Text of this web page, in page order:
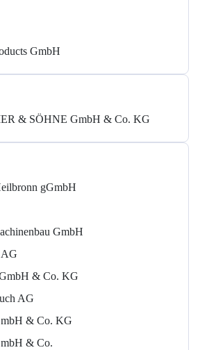
GmbH
& SÖHNE GmbH & Co. KG
gGmbH
GmbH
& Co. KG
AG
& Co. KG
& Co.